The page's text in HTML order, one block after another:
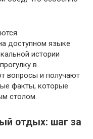
доступном языке
истории
в
вопросы и получают
факты, которые
столом.
отдых: шаг за